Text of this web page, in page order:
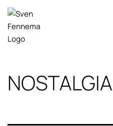
Zum
Inhalt
springen
Sven
Fennema
Fotografie
NOSTALGIA